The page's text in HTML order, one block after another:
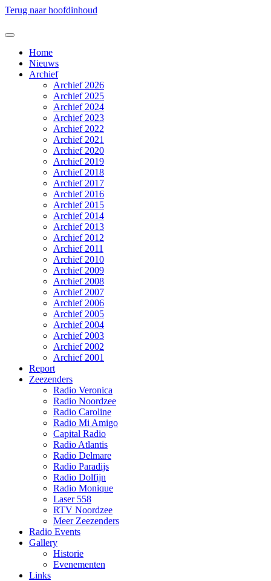
Terug naar hoofdinhoud
Home
Nieuws
Archief
Archief 2026
Archief 2025
Archief 2024
Archief 2023
Archief 2022
Archief 2021
Archief 2020
Archief 2019
Archief 2018
Archief 2017
Archief 2016
Archief 2015
Archief 2014
Archief 2013
Archief 2012
Archief 2011
Archief 2010
Archief 2009
Archief 2008
Archief 2007
Archief 2006
Archief 2005
Archief 2004
Archief 2003
Archief 2002
Archief 2001
Report
Zeezenders
Radio Veronica
Radio Noordzee
Radio Caroline
Radio Mi Amigo
Capital Radio
Radio Atlantis
Radio Delmare
Radio Paradijs
Radio Dolfijn
Radio Monique
Laser 558
RTV Noordzee
Meer Zeezenders
Radio Events
Gallery
Historie
Evenementen
Links